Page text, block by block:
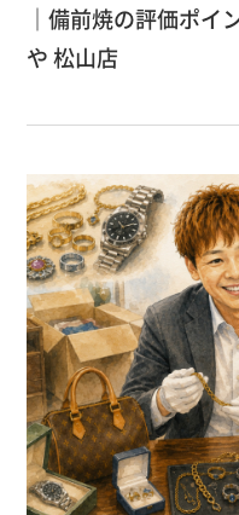
｜備前焼の評価ポイ
や 松山店